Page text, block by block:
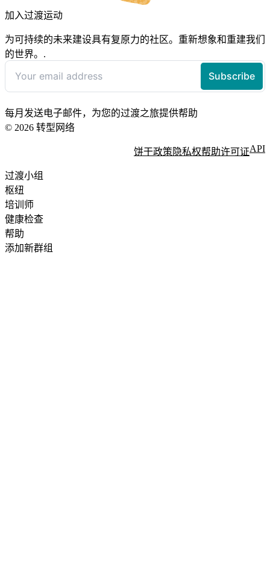
加入过渡运动
为可持续的未来建设具有复原力的社区。重新想象和重建我们
的世界。.
每月发送电子邮件，为您的过渡之旅提供帮助
© 2026 转型网络
饼干政策 隐私权帮助许可证API
过渡小组
枢纽
培训师
健康检查
帮助
添加新群组